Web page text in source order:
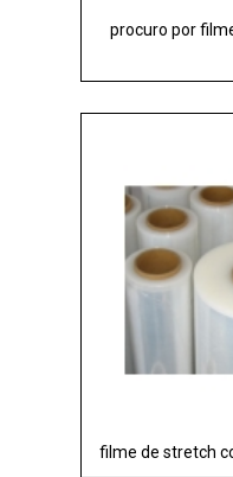
procuro por
filme de stretch